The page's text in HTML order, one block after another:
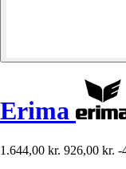
Erima
1.644,00 kr. 926,00 kr. -